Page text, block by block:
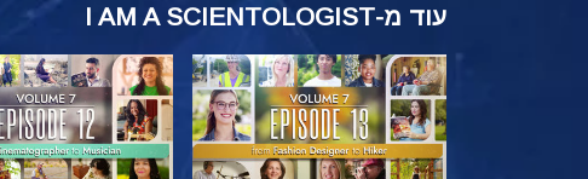
עוד מ-I AM A SCIENTOLOGIST